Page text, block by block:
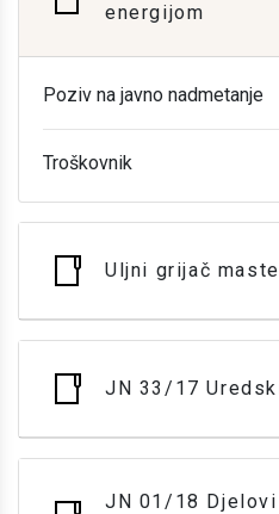
energijom
Poziv na javno nadmetanje
Troškovnik
Uljni grijač
JN 33/17
JN 01/18